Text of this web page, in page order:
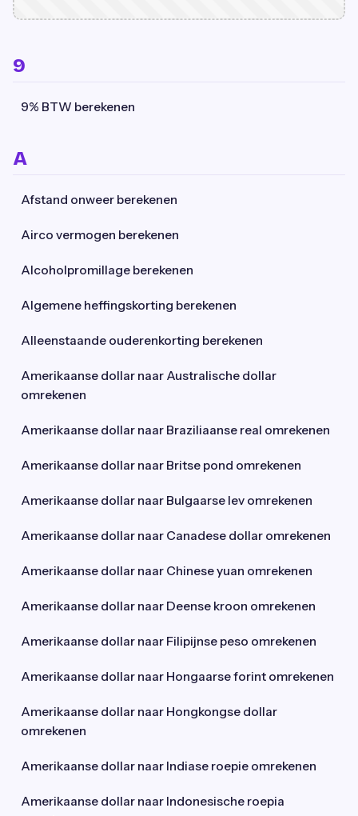
9
9% BTW berekenen
A
Afstand onweer berekenen
Airco vermogen berekenen
Alcoholpromillage berekenen
Algemene heffingskorting berekenen
Alleenstaande ouderenkorting berekenen
Amerikaanse dollar naar Australische dollar
omrekenen
Amerikaanse dollar naar Braziliaanse real omrekenen
Amerikaanse dollar naar Britse pond omrekenen
Amerikaanse dollar naar Bulgaarse lev omrekenen
Amerikaanse dollar naar Canadese dollar omrekenen
Amerikaanse dollar naar Chinese yuan omrekenen
Amerikaanse dollar naar Deense kroon omrekenen
Amerikaanse dollar naar Filipijnse peso omrekenen
Amerikaanse dollar naar Hongaarse forint omrekenen
Amerikaanse dollar naar Hongkongse dollar
omrekenen
Amerikaanse dollar naar Indiase roepie omrekenen
Amerikaanse dollar naar Indonesische roepia